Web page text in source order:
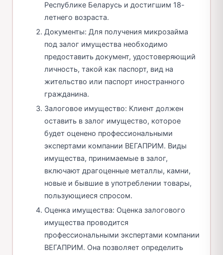
Республике Беларусь и достигшим 18-
летнего возраста.
Документы: Для получения микрозайма
под залог имущества необходимо
предоставить документ, удостоверяющий
личность, такой как паспорт, вид на
жительство или паспорт иностранного
гражданина.
Залоговое имущество: Клиент должен
оставить в залог имущество, которое
будет оценено профессиональными
экспертами компании ВЕГАПРИМ. Виды
имущества, принимаемые в залог,
включают драгоценные металлы, камни,
новые и бывшие в употреблении товары,
пользующиеся спросом.
Оценка имущества: Оценка залогового
имущества проводится
профессиональными экспертами компании
ВЕГАПРИМ. Она позволяет определить